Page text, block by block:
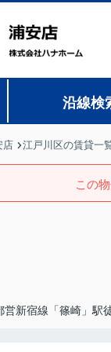
沿線検
店 江戸川区の賃貸一
この
営新宿線「篠崎」駅